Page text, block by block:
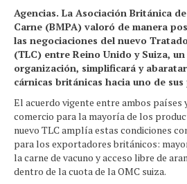
Agencias. La Asociación Británica
Carne (BMPA) valoró de manera
las negociaciones del nuevo
(TLC) entre Reino Unido y Suiza,
organización, simplificará y
cárnicas británicas hacia uno de
El acuerdo vigente entre ambos
comercio para la mayoría de los
nuevo TLC amplía estas condiciones
para los exportadores británicos:
la carne de vacuno y acceso libre de
dentro de la cuota de la OMC suiza.